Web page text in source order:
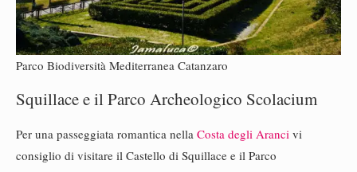
Parco Biodiversità Mediterranea Catanzaro
Squillace e il Parco Archeologico Scolacium
Per una passeggiata romantica nella Costa degli Aranci vi
consiglio di visitare il Castello di Squillace e il Parco